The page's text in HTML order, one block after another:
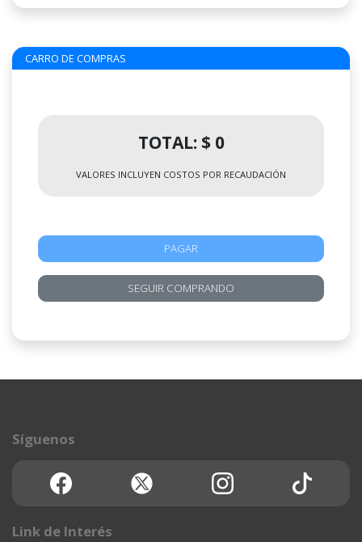
CARRO DE COMPRAS
TOTAL: $ 0
VALORES INCLUYEN COSTOS POR RECAUDACIÓN
SEGUIR COMPRANDO
PAGAR
Síguenos
Link de Interés